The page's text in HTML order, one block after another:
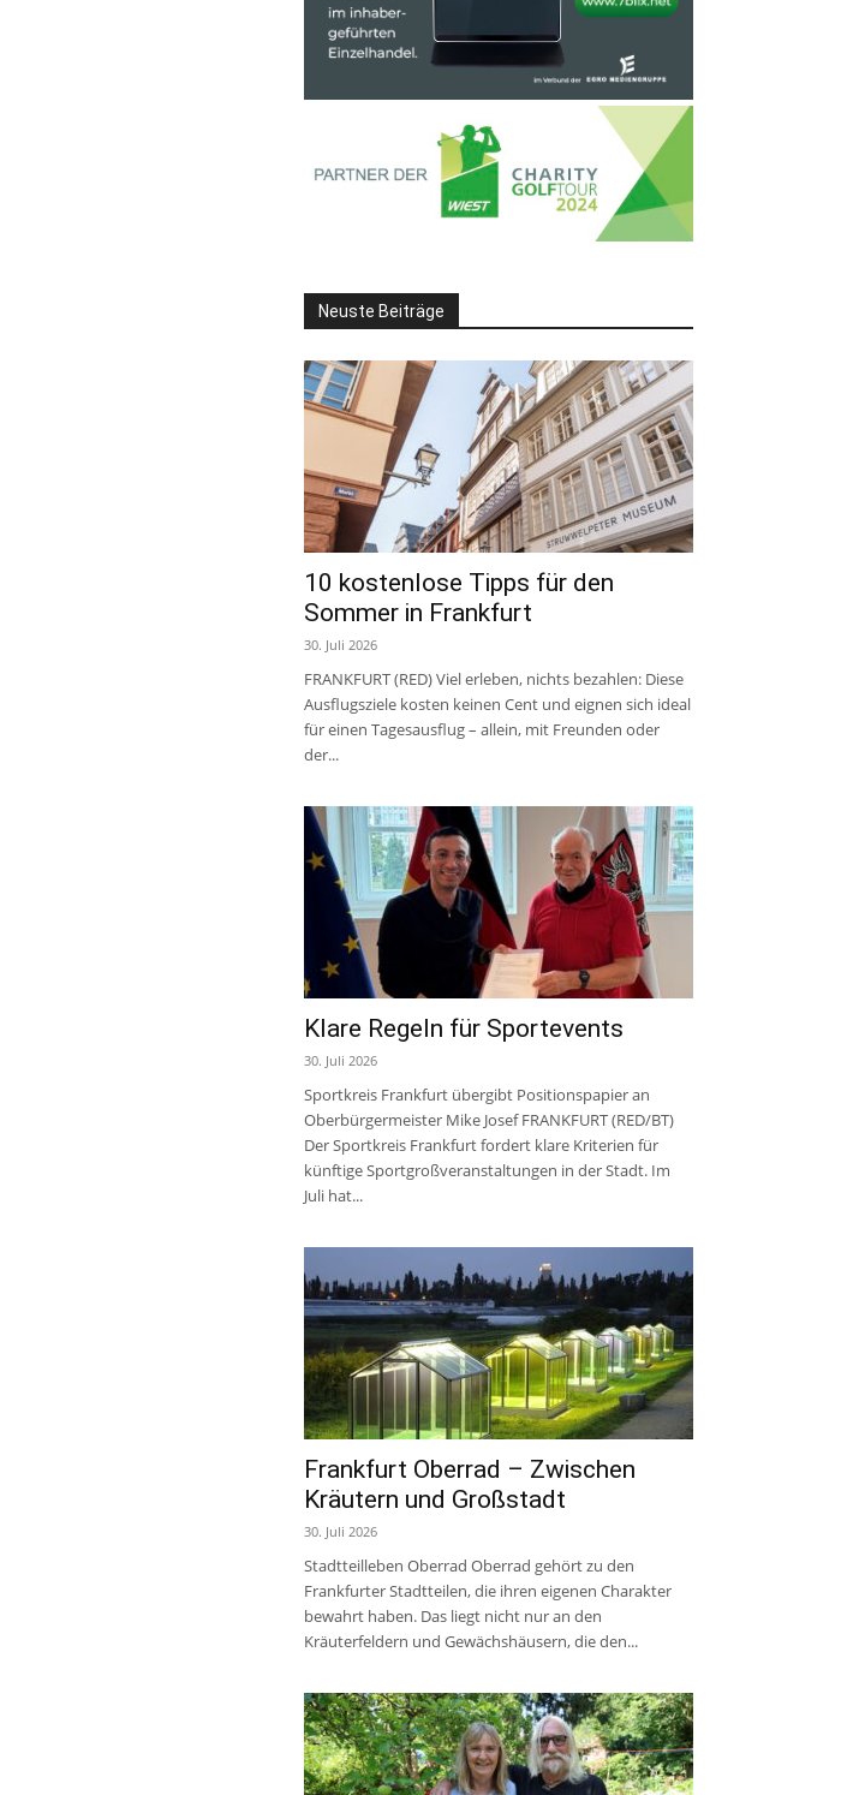
Neuste Beiträge
10 kostenlose Tipps für den
Sommer in Frankfurt
30. Juli 2026
FRANKFURT (RED) Viel erleben, nichts bezahlen: Diese
Ausflugsziele kosten keinen Cent und eignen sich ideal
für einen Tagesausflug – allein, mit Freunden oder
der...
Klare Regeln für Sportevents
30. Juli 2026
Sportkreis Frankfurt übergibt Positionspapier an
Oberbürgermeister Mike Josef FRANKFURT (RED/BT)
Der Sportkreis Frankfurt fordert klare Kriterien für
künftige Sportgroßveranstaltungen in der Stadt. Im
Juli hat...
Frankfurt Oberrad – Zwischen
Kräutern und Großstadt
30. Juli 2026
Stadtteilleben Oberrad Oberrad gehört zu den
Frankfurter Stadtteilen, die ihren eigenen Charakter
bewahrt haben. Das liegt nicht nur an den
Kräuterfeldern und Gewächshäusern, die den...